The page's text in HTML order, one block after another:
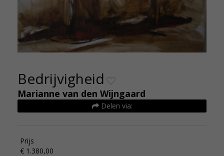
Bedrijvigheid
Marianne van den Wijngaard
Delen via:
Prijs
€ 1.380,00